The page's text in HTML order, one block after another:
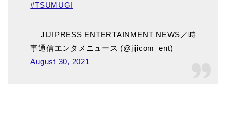
#TSUMUGI
— JIJIPRESS ENTERTAINMENT NEWS／時
事通信エンタメニュース (@jijicom_ent)
August 30, 2021